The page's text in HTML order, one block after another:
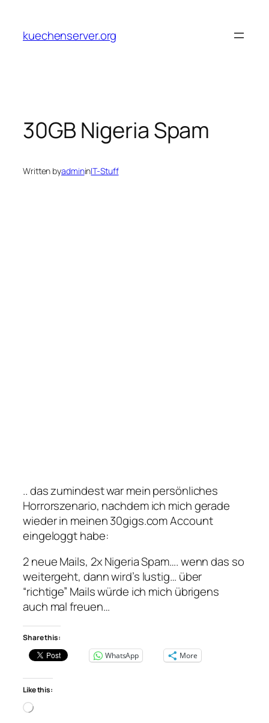
content
kuechenserver.org
30GB Nigeria Spam
Written byadmininIT-Stuff
.. das zumindest war mein persönliches
Horrorszenario, nachdem ich mich gerade
wieder in meinen 30gigs.com Account
eingeloggt habe:
2 neue Mails, 2x Nigeria Spam…. wenn das so
weitergeht, dann wird’s lustig… über
“richtige” Mails würde ich mich übrigens
auch mal freuen…
Share this:
WhatsApp
More
Like this:
Loading…